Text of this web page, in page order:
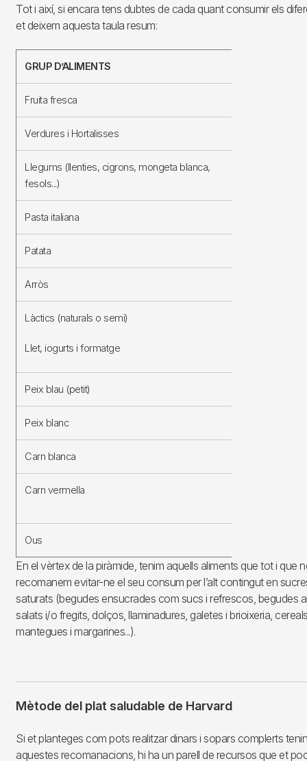
Tot i així, si encara tens dubtes de cada quant consumir els
et deixem aquesta taula resum:
GRUP D’ALIMENTS
Fruita fresca
Verdures i Hortalisses
Llegums (llenties, cigrons, mongeta blanca,
fesols...)
Pasta italiana
Patata
Arròs
Làctics (naturals o semi)
Llet, iogurts i formatge
Peix blau (petit)
Peix blanc
Carn blanca
Carn vermella
Ous
En el vèrtex de la piràmide, tenim aquells aliments que tot i que
recomanem evitar-ne el seu consum per l’alt contingut en
saturats (begudes ensucrades com sucs i refrescos, begudes
salats i/o fregits, dolços, llaminadures, galetes i brioixeria,
mantegues i margarines...).
Mètode del plat saludable de Harvard
Si et planteges com pots realitzar dinars i sopars complerts
aquestes recomanacions, hi ha un parell de recursos que et